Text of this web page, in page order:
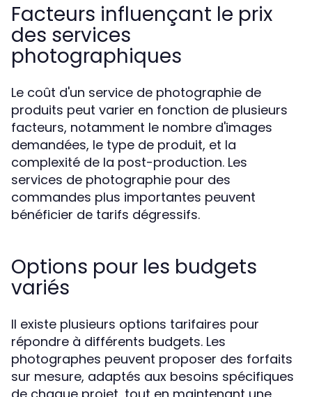
Facteurs influençant le prix
des services
photographiques
Le coût d'un service de photographie de
produits peut varier en fonction de plusieurs
facteurs, notamment le nombre d'images
demandées, le type de produit, et la
complexité de la post-production. Les
services de photographie pour des
commandes plus importantes peuvent
bénéficier de tarifs dégressifs.
Options pour les budgets
variés
Il existe plusieurs options tarifaires pour
répondre à différents budgets. Les
photographes peuvent proposer des forfaits
sur mesure, adaptés aux besoins spécifiques